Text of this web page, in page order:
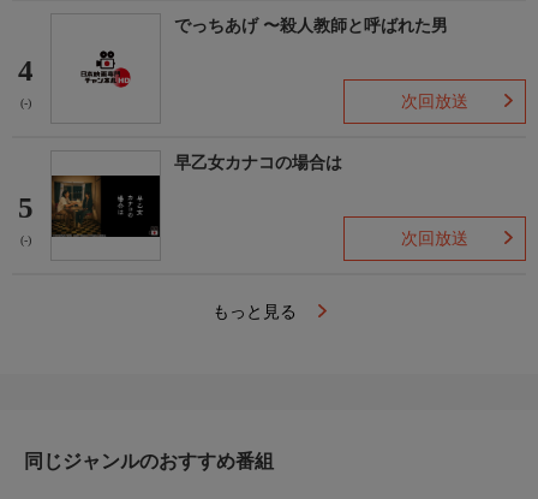
4
(-)
でっちあげ 〜殺人教師と呼ばれた男
次回放送
5
(-)
早乙女カナコの場合は
次回放送
もっと見る
同じジャンルのおすすめ番組